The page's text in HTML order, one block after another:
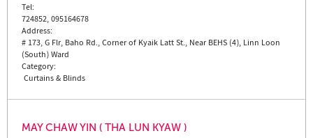
Tel:
724852, 095164678
Address:
# 173, G Flr, Baho Rd., Corner of Kyaik Latt St., Near BEHS (4), Linn Loon
(South) Ward
Category:
Curtains & Blinds
MAY CHAW YIN ( THA LUN KYAW )